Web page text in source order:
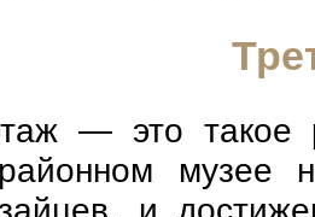
— это такое
музее